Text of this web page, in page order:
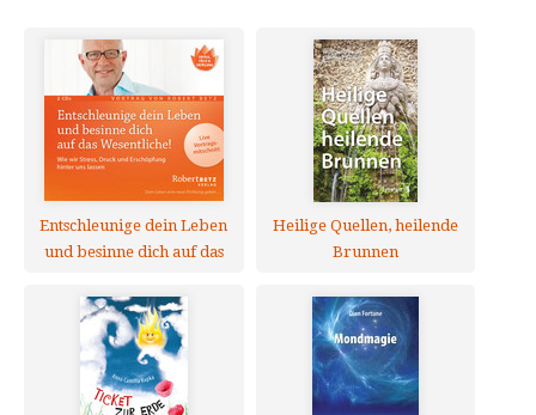
Entschleunige dein Leben
und besinne dich auf das
Heilige Quellen, heilende
Brunnen